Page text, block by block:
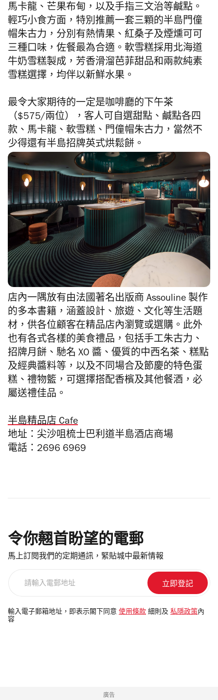
馬卡龍、芒果布甸，以及手指三文治等鹹點。
輕巧小食方面，特別推薦一套三顆的半島門僮
帽朱古力，分別有熱情果、紅桑子及煙燻可可
三種口味，佐餐最為合適。軟雪糕採用北海道
牛奶雪糕製成，芳香滑溜芭菲甜品和兩款純素
雪糕選擇，均伴以新鮮水果。
最令大家期待的一定是咖啡廳的 下午茶
（$575/兩位），客人可自選甜點、鹹點各四
款、 馬卡龍、軟雪糕、門僮帽朱古力， 當然不
少得還有半島招牌英式烘鬆餅。
店內一隅放有由法國著名出版商 Assouline 製作
的多本書籍，涵蓋設計、旅遊、文化等生活題
材，供各位顧客在精品店內瀏覽或選購 。此外
也有各式各樣的美食禮品，包括手工朱古力、
招牌月餅、馳名 XO 醬、優質的中西名茶、糕點
及經典醬料等，以及不同場合及節慶的特色蛋
糕、禮物籃，可選擇搭配香檳及其他餐酒，必
屬送禮佳品。
半島精品店 Cafe
地址：尖沙咀梳士巴利道半島酒店商場
電話：2696 6969
令你翹首盼望的電郵
馬上訂閱我們的定期通訊，緊貼城中最新情報
電
郵
輸入電子郵箱地址，即表示閣下同意 使用條款 細則及 私隱政策 內
容
廣告